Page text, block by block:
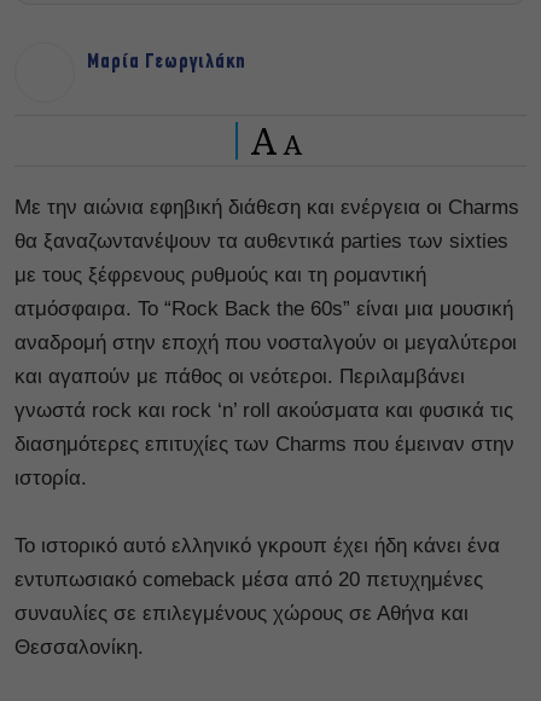
Μαρία Γεωργιλάκη
A A
Με την αιώνια εφηβική διάθεση και ενέργεια οι Charms
θα ξαναζωντανέψουν τα αυθεντικά parties των sixties
με τους ξέφρενους ρυθμούς και τη ρομαντική
ατμόσφαιρα. Το “Rock Back the 60s” είναι μια μουσική
αναδρομή στην εποχή που νοσταλγούν οι μεγαλύτεροι
και αγαπούν με πάθος οι νεότεροι. Περιλαμβάνει
γνωστά rock και rock ‘n’ roll ακούσματα και φυσικά τις
διασημότερες επιτυχίες των Charms που έμειναν στην
ιστορία.
Το ιστορικό αυτό ελληνικό γκρουπ έχει ήδη κάνει ένα
εντυπωσιακό comeback μέσα από 20 πετυχημένες
συναυλίες σε επιλεγμένους χώρους σε Αθήνα και
Θεσσαλονίκη.